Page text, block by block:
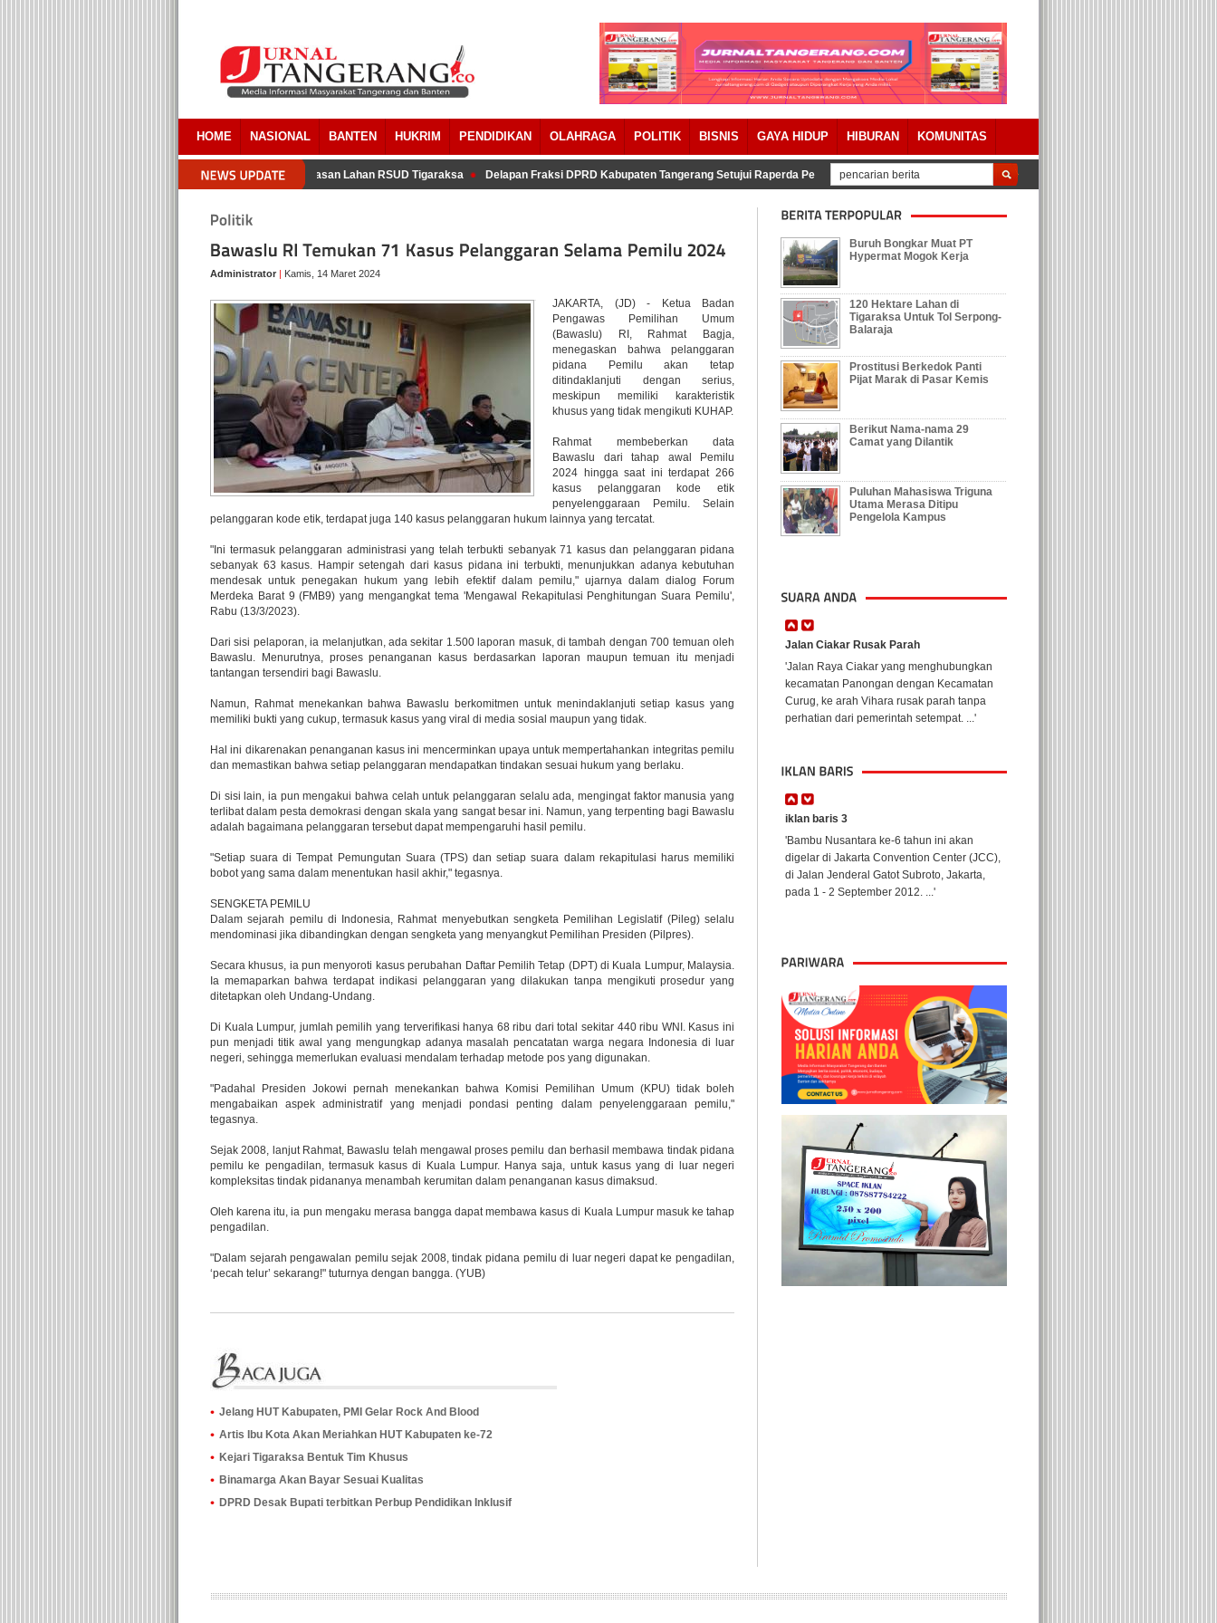
HOME NASIONAL BANTEN HUKRIM PENDIDIKAN OLAHRAGA POLITIK BISNIS GAYA HIDUP HIBURAN KOMUNITAS
Pemkab Tangerang Akui Ada Overlapping Pada Pembebasan Lahan RSUD Tigaraksa Delapan Fraksi DPRD Kabupaten Tangerang Setujui Raperda Pertanggungjawaban APBD 2023 Dengan Catatan
Administrator | Kamis, 14 Maret 2024
JAKARTA, (JD) - Ketua Badan
Pengawas Pemilihan Umum
(Bawaslu) RI, Rahmat Bagja,
menegaskan bahwa pelanggaran
pidana Pemilu akan tetap
ditindaklanjuti dengan serius,
meskipun memiliki karakteristik
khusus yang tidak mengikuti KUHAP.
Rahmat membeberkan data
Bawaslu dari tahap awal Pemilu
2024 hingga saat ini terdapat 266
kasus pelanggaran kode etik
penyelenggaraan Pemilu. Selain
pelanggaran kode etik, terdapat juga 140 kasus pelanggaran hukum lainnya yang tercatat.
"Ini termasuk pelanggaran administrasi yang telah terbukti sebanyak 71 kasus dan pelanggaran pidana
sebanyak 63 kasus. Hampir setengah dari kasus pidana ini terbukti, menunjukkan adanya kebutuhan
mendesak untuk penegakan hukum yang lebih efektif dalam pemilu," ujarnya dalam dialog Forum
Merdeka Barat 9 (FMB9) yang mengangkat tema 'Mengawal Rekapitulasi Penghitungan Suara Pemilu',
Rabu (13/3/2023).
Dari sisi pelaporan, ia melanjutkan, ada sekitar 1.500 laporan masuk, di tambah dengan 700 temuan oleh
Bawaslu. Menurutnya, proses penanganan kasus berdasarkan laporan maupun temuan itu menjadi
tantangan tersendiri bagi Bawaslu.
Namun, Rahmat menekankan bahwa Bawaslu berkomitmen untuk menindaklanjuti setiap kasus yang
memiliki bukti yang cukup, termasuk kasus yang viral di media sosial maupun yang tidak.
Hal ini dikarenakan penanganan kasus ini mencerminkan upaya untuk mempertahankan integritas pemilu
dan memastikan bahwa setiap pelanggaran mendapatkan tindakan sesuai hukum yang berlaku.
Di sisi lain, ia pun mengakui bahwa celah untuk pelanggaran selalu ada, mengingat faktor manusia yang
terlibat dalam pesta demokrasi dengan skala yang sangat besar ini. Namun, yang terpenting bagi Bawaslu
adalah bagaimana pelanggaran tersebut dapat mempengaruhi hasil pemilu.
"Setiap suara di Tempat Pemungutan Suara (TPS) dan setiap suara dalam rekapitulasi harus memiliki
bobot yang sama dalam menentukan hasil akhir," tegasnya.
SENGKETA PEMILU
Dalam sejarah pemilu di Indonesia, Rahmat menyebutkan sengketa Pemilihan Legislatif (Pileg) selalu
mendominasi jika dibandingkan dengan sengketa yang menyangkut Pemilihan Presiden (Pilpres).
Secara khusus, ia pun menyoroti kasus perubahan Daftar Pemilih Tetap (DPT) di Kuala Lumpur, Malaysia.
Ia memaparkan bahwa terdapat indikasi pelanggaran yang dilakukan tanpa mengikuti prosedur yang
ditetapkan oleh Undang-Undang.
Di Kuala Lumpur, jumlah pemilih yang terverifikasi hanya 68 ribu dari total sekitar 440 ribu WNI. Kasus ini
pun menjadi titik awal yang mengungkap adanya masalah pencatatan warga negara Indonesia di luar
negeri, sehingga memerlukan evaluasi mendalam terhadap metode pos yang digunakan.
"Padahal Presiden Jokowi pernah menekankan bahwa Komisi Pemilihan Umum (KPU) tidak boleh
mengabaikan aspek administratif yang menjadi pondasi penting dalam penyelenggaraan pemilu,"
tegasnya.
Sejak 2008, lanjut Rahmat, Bawaslu telah mengawal proses pemilu dan berhasil membawa tindak pidana
pemilu ke pengadilan, termasuk kasus di Kuala Lumpur. Hanya saja, untuk kasus yang di luar negeri
kompleksitas tindak pidananya menambah kerumitan dalam penanganan kasus dimaksud.
Oleh karena itu, ia pun mengaku merasa bangga dapat membawa kasus di Kuala Lumpur masuk ke tahap
pengadilan.
"Dalam sejarah pengawalan pemilu sejak 2008, tindak pidana pemilu di luar negeri dapat ke pengadilan,
‘pecah telur’ sekarang!" tuturnya dengan bangga. (YUB)
Jelang HUT Kabupaten, PMI Gelar Rock And Blood
Artis Ibu Kota Akan Meriahkan HUT Kabupaten ke-72
Kejari Tigaraksa Bentuk Tim Khusus
Binamarga Akan Bayar Sesuai Kualitas
DPRD Desak Bupati terbitkan Perbup Pendidikan Inklusif
Buruh Bongkar Muat PT
Hypermat Mogok Kerja
120 Hektare Lahan di
Tigaraksa Untuk Tol Serpong-
Balaraja
Prostitusi Berkedok Panti
Pijat Marak di Pasar Kemis
Berikut Nama-nama 29
Camat yang Dilantik
Puluhan Mahasiswa Triguna
Utama Merasa Ditipu
Pengelola Kampus
Jalan Ciakar Rusak Parah
'Jalan Raya Ciakar yang menghubungkan
kecamatan Panongan dengan Kecamatan
Curug, ke arah Vihara rusak parah tanpa
perhatian dari pemerintah setempat. ...'
iklan baris 3
'Bambu Nusantara ke-6 tahun ini akan
digelar di Jakarta Convention Center (JCC),
di Jalan Jenderal Gatot Subroto, Jakarta,
pada 1 - 2 September 2012. ...'